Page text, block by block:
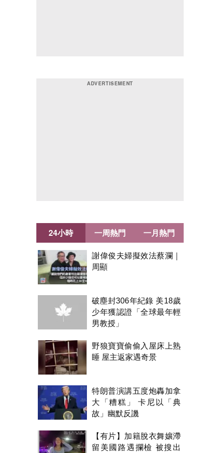
24小時
謝偉俊夫婦擬效法蔡瀾｜
周顯
破塵封306年紀錄 美18歲
少年獲認證「全球最年輕
男教授」
野狼寶寶偷偷入屋床上熟
睡 屋主返家遇奇景
特朗普演講五度炮轟加拿
大「糟糕」 卡尼以「典
故」幽默反譏
【有片】加籍脫衣舞孃滯
留美國路遇攔檢 被搜出
一周熱門 一月熱門